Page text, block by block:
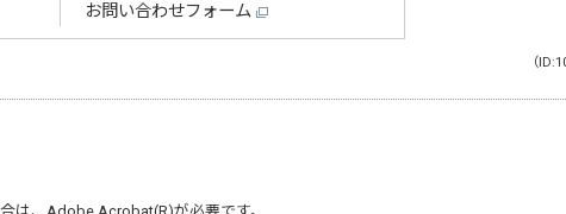
お問い合わせフォーム
（